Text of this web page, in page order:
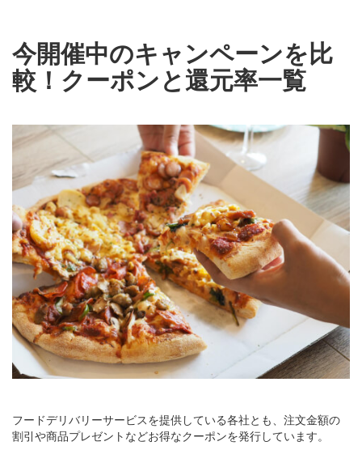
今開催中のキャンペーンを比
較！クーポンと還元率一覧
フードデリバリーサービスを提供している各社とも、注文金額の
割引や商品プレゼントなどお得なクーポンを発行しています。